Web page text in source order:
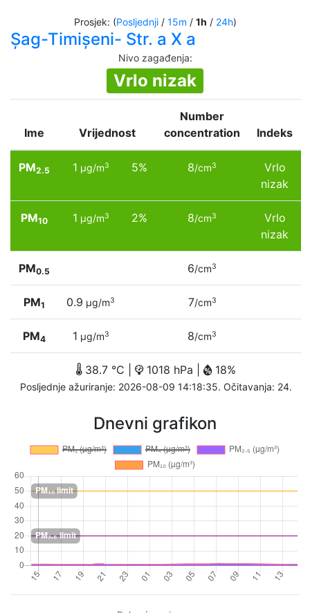
Prosjek: (Posljednji/ 15m / 1h / 24h)
Șag-Timișeni- Str. a X a
Nivo zagađenja:
Vrlo nizak
Ime Vrijednost
Number
concentration
Indeks
PM2.5 1 µg/m3 5% 8/cm3
Vrlo
nizak
PM10 1 µg/m3 2% 8/cm3
Vrlo
nizak
PM0.5 6/cm3
PM1 0.9 µg/m3 7/cm3
PM4 1 µg/m3 8/cm3
38.7 °C | 1018 hPa | 18%
Posljednje ažuriranje: 2026-08-09 14:18:35. Očitavanja: 24.
Dnevni grafikon